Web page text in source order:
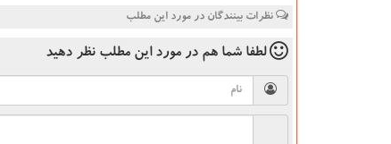
نظرات بینندگان در مورد این مطلب
لطفا شما هم در مورد این مطلب نظر دهید